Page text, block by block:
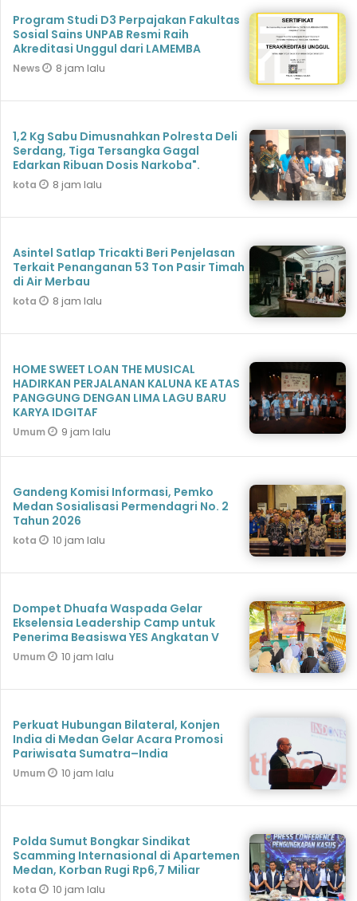
Program Studi D3 Perpajakan Fakultas
Sosial Sains UNPAB Resmi Raih
Akreditasi Unggul dari LAMEMBA
News 8 jam lalu
1,2 Kg Sabu Dimusnahkan Polresta Deli
Serdang, Tiga Tersangka Gagal
Edarkan Ribuan Dosis Narkoba".
kota 8 jam lalu
Asintel Satlap Tricakti Beri Penjelasan
Terkait Penanganan 53 Ton Pasir Timah
di Air Merbau
kota 8 jam lalu
HOME SWEET LOAN THE MUSICAL
HADIRKAN PERJALANAN KALUNA KE ATAS
PANGGUNG DENGAN LIMA LAGU BARU
KARYA IDGITAF
Umum 9 jam lalu
Gandeng Komisi Informasi, Pemko
Medan Sosialisasi Permendagri No. 2
Tahun 2026
kota 10 jam lalu
Dompet Dhuafa Waspada Gelar
Ekselensia Leadership Camp untuk
Penerima Beasiswa YES Angkatan V
Umum 10 jam lalu
Perkuat Hubungan Bilateral, Konjen
India di Medan Gelar Acara Promosi
Pariwisata Sumatra–India
Umum 10 jam lalu
Polda Sumut Bongkar Sindikat
Scamming Internasional di Apartemen
Medan, Korban Rugi Rp6,7 Miliar
kota 10 jam lalu